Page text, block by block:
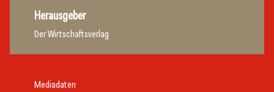
Herausgeber
Der Wirtschaftsverlag
Mediadaten